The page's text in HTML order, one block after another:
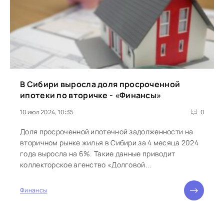
В Сибири выросла доля просроченной
ипотеки по вторичке - «Финансы»
10 июл 2024, 10:35 0
Доля просроченной ипотечной задолженности на
вторичном рынке жилья в Сибири за 4 месяца 2024
года выросла на 6%. Такие данные приводит
коллекторское агенство «Долговой...
Финансы